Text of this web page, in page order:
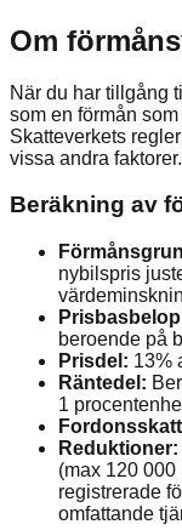
Om
När du har tillgång
som en förmån
Skatteverkets
vissa andra faktorer.
Beräkning av
nybilspris
beroende på
Prisdel: 13%
Räntedel:
1
Reduktioner:
(max 120
registrerade
omfattande